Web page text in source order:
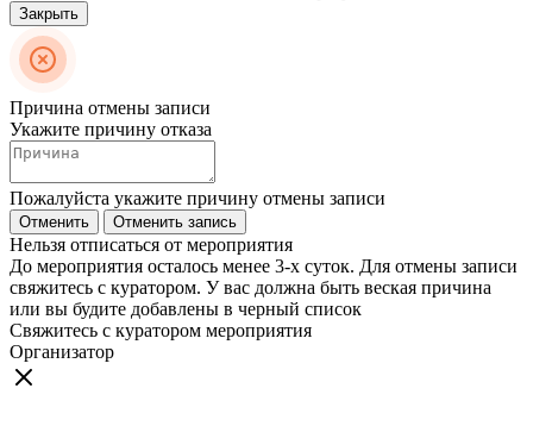
Закрыть
Причина отмены записи
Укажите причину отказа
Пожалуйста укажите причину отмены записи
Отменить Отменить запись
Нельзя отписаться от мероприятия
До мероприятия осталось менее 3-х суток. Для отмены записи
свяжитесь с куратором. У вас должна быть веская причина
или вы будите добавлены в черный список
Свяжитесь с куратором мероприятия
Организатор